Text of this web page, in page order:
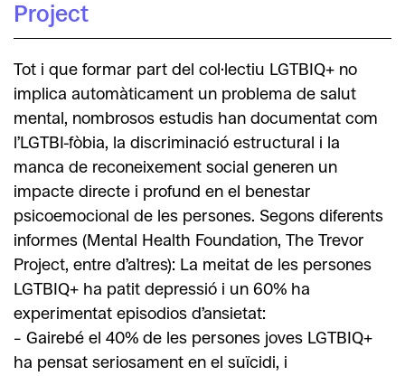
Project
Tot i que formar part del col·lectiu LGTBIQ+ no
implica automàticament un problema de salut
mental, nombrosos estudis han documentat com
l’LGTBI-fòbia, la discriminació estructural i la
manca de reconeixement social generen un
impacte directe i profund en el benestar
psicoemocional de les persones. Segons diferents
informes (Mental Health Foundation, The Trevor
Project, entre d’altres): La meitat de les persones
LGTBIQ+ ha patit depressió i un 60% ha
experimentat episodios d’ansietat:
– Gairebé el 40% de les persones joves LGTBIQ+
ha pensat seriosament en el suïcidi, i